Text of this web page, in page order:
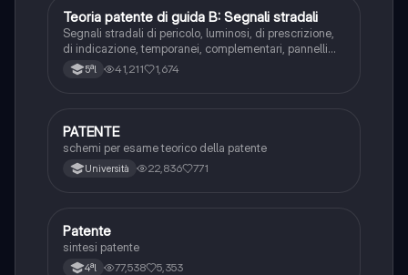
Ed. civ.
Teoria patente di guida B: Segnali stradali
Segnali stradali di pericolo, luminosi, di prescrizione,
di indicazione, temporanei, complementari, pannelli
integrativi, segnaletica orizzontale, segnalazioni
agenti del traffico, distanza di visibilità per l‘arresto,
5ªl 41,211 1,674
Altro
PATENTE
schemi per esame teorico della patente
Università 22,836 771
Altro
Patente
sintesi patente
4ªl 77,538 5,353